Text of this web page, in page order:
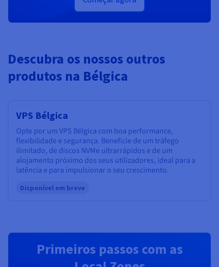
Descubra os nossos outros
produtos na Bélgica
VPS Bélgica
Opte por um VPS Bélgica com boa performance,
flexibilidade e segurança. Beneficie de um tráfego
ilimitado, de discos NVMe ultrarrápidos e de um
alojamento próximo dos seus utilizadores, ideal para a
latência e para impulsionar o seu crescimento.
Disponível em breve
Primeiros passos com as